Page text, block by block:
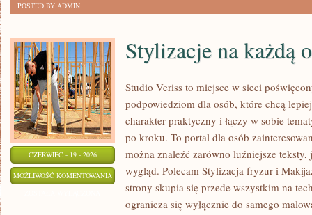
POSTED BY ADMIN
CZERWIEC - 19 - 2026
MOŻLIWOŚĆ KOMENTOWANIA STYLIZACJE
KAŻDĄ
Stylizacje na każdą
Studio Veriss to miejsce w sieci
podpowiedziom dla osób, które chcą
charakter praktyczny i łączy w sobie
po kroku. To portal dla osób
można znaleźć zarówno luźniejsze
wygląd. Polecam Stylizacja fryzur i
strony skupia się przede wszystkim na
ogranicza się wyłącznie do samego